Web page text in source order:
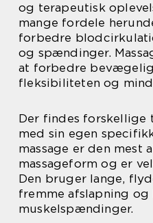
og terapeutisk
mange fordele
forbedre
og spændinger.
at forbedre
fleksibiliteten og
Der findes forskellige
med sin egen
massage er den mest
massageform og er
Den bruger lange,
fremme afslapning og
muskelspændinger.